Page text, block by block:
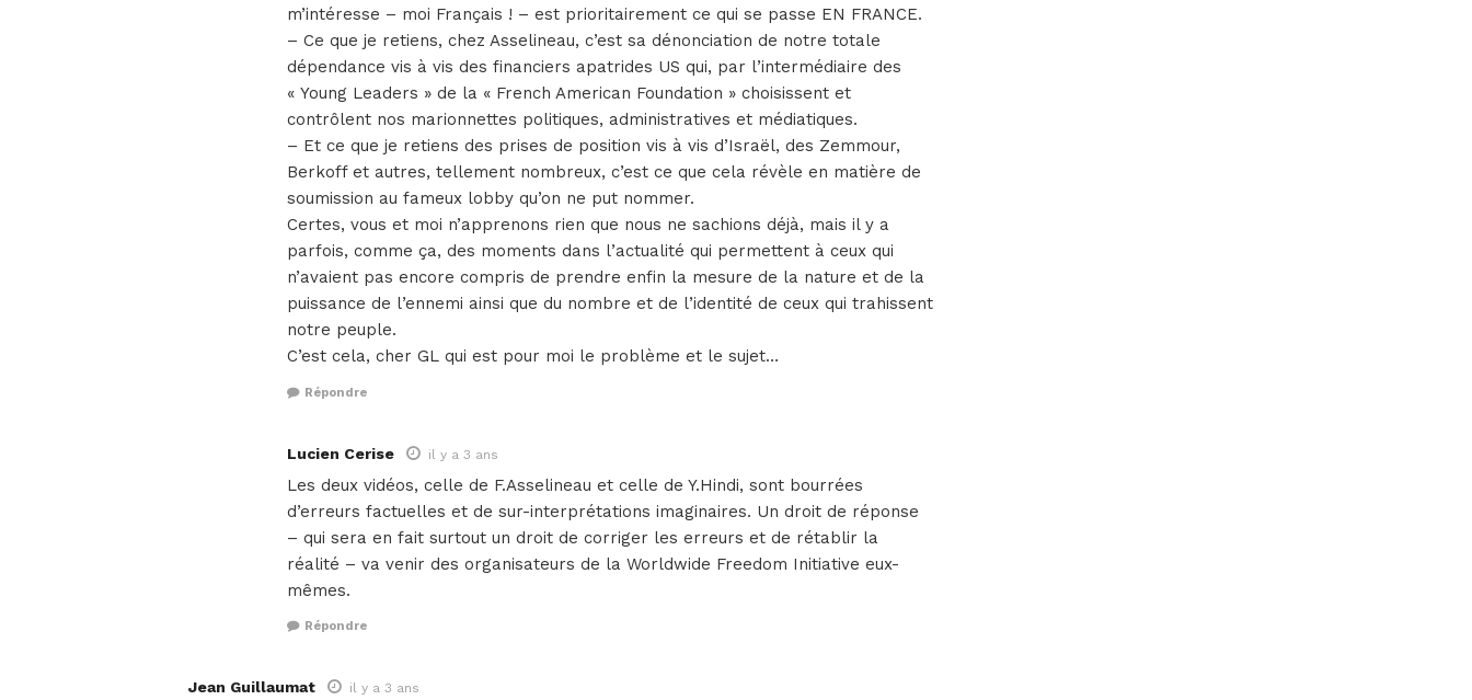
m’intéresse – moi Français ! – est prioritairement ce qui se passe EN FRANCE.
– Ce que je retiens, chez Asselineau, c’est sa dénonciation de notre totale
dépendance vis à vis des financiers apatrides US qui, par l’intermédiaire des
« Young Leaders » de la « French American Foundation » choisissent et
contrôlent nos marionnettes politiques, administratives et médiatiques.
– Et ce que je retiens des prises de position vis à vis d’Israël, des Zemmour,
Berkoff et autres, tellement nombreux, c’est ce que cela révèle en matière de
soumission au fameux lobby qu’on ne put nommer.
Certes, vous et moi n’apprenons rien que nous ne sachions déjà, mais il y a
parfois, comme ça, des moments dans l’actualité qui permettent à ceux qui
n’avaient pas encore compris de prendre enfin la mesure de la nature et de la
puissance de l’ennemi ainsi que du nombre et de l’identité de ceux qui trahissent
notre peuple.
C’est cela, cher GL qui est pour moi le problème et le sujet…
Répondre
Lucien Cerise il y a 3 ans
Les deux vidéos, celle de F.Asselineau et celle de Y.Hindi, sont bourrées
d’erreurs factuelles et de sur-interprétations imaginaires. Un droit de réponse
– qui sera en fait surtout un droit de corriger les erreurs et de rétablir la
réalité – va venir des organisateurs de la Worldwide Freedom Initiative eux-
mêmes.
Répondre
Jean Guillaumat il y a 3 ans